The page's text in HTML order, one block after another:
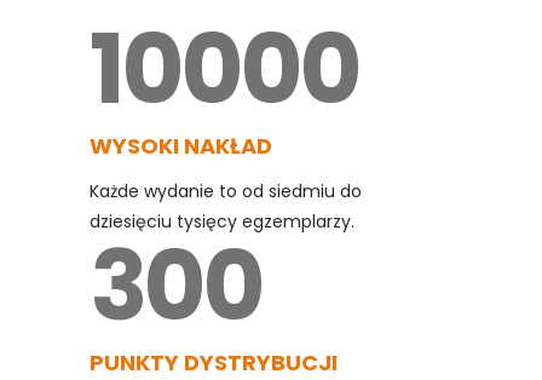
10000
WYSOKI NAKŁAD
Każde wydanie to od siedmiu do
dziesięciu tysięcy egzemplarzy.
300
PUNKTY DYSTRYBUCJI